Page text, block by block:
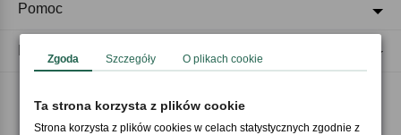
Akceptujemy płatności
Pomoc
Zgoda Szczegóły O plikach cookie
Ta strona korzysta z plików cookie
Strona korzysta z plików cookies w celach statystycznych zgodnie z